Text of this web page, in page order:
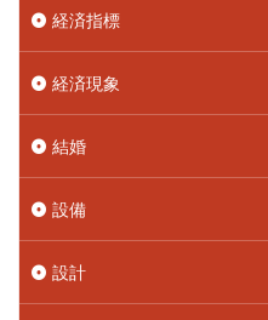
経済指標
経済現象
結婚
設備
設計